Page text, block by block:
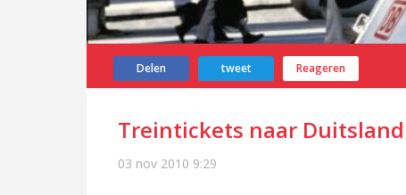
Delen tweet Reageren
Treintickets naar
03 nov 2010 9:29